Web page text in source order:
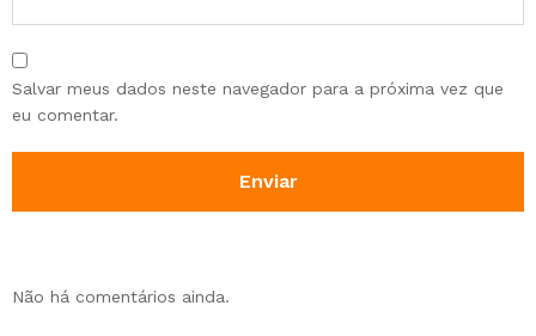
Salvar meus dados neste navegador para a próxima vez que
eu comentar.
Não há comentários ainda.